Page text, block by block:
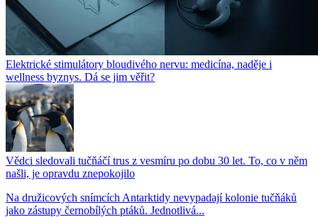
Elektrické stimulátory bloudivého nervu: medicína, naděje i
wellness byznys. Dá se jim věřit?
Vědci sledovali tučňáčí trus z vesmíru po dobu 30 let. To, co v něm
našli, je opravdu znepokojilo
Na družicových snímcích Antarktidy nevypadají kolonie tučňáků
jako zástupy černobílých ptáků. Jednotlivá...